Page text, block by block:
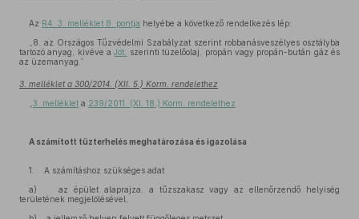
Az R4. 3. melléklet 8. pontja helyébe a következő rendelkezés lép:
„8. az Országos Tűzvédelmi Szabályzat szerint robbanásveszélyes osztályba
tartozó anyag, kivéve aJöt.
szerinti tüzelőolaj, propán vagy propán-bután gáz és
az üzemanyag.”
3. melléklet a 300/2014. (XII. 5.) Korm. rendelethez
3. melléklet a 239/2011. (XI. 18.) Korm. rendelethez
A számított tűzterhelés meghatározása és igazolása
1. A számításhoz szükséges adat
a) az épület alaprajza, a tűzszakasz vagy az ellenőrzendő helyiség
területének megjelölésével,